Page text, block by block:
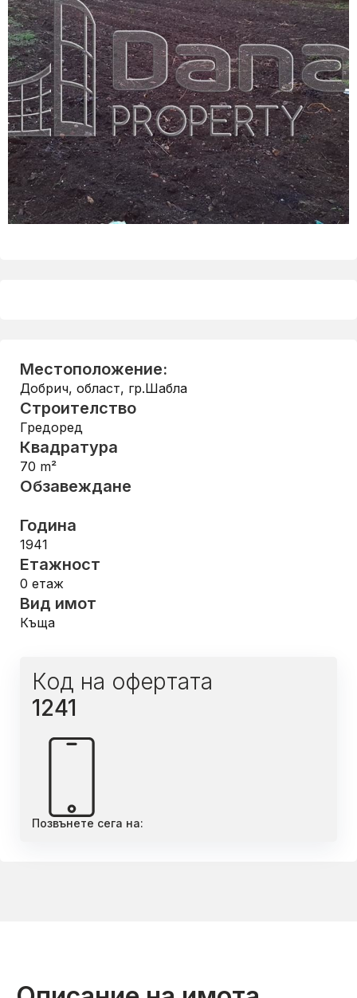
Местоположение:
Добрич, област, гр.Шабла
Строителство
Гредоред
Квадратура
70 m²
Обзавеждане
Година
1941
Етажност
0 етаж
Вид имот
Къща
Код на офертата
1241
Позвънете сега на: